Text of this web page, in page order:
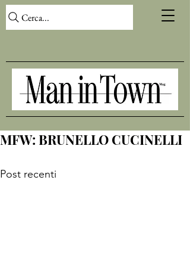
Cerca...
MFW: BRUNELLO CUCINELLI
Post recenti